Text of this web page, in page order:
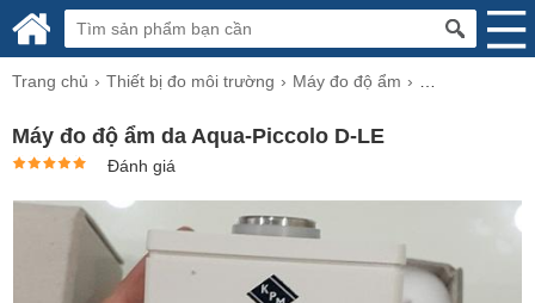
Trang chủ Thiết bị đo môi trường Máy đo độ ẩm
Máy đo độ ẩm da Aqua-Piccolo D-LE
Đánh giá